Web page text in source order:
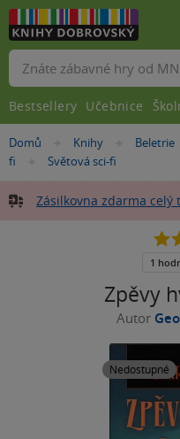
Nacházíte
se
Domů »Knihy »
Beletrie
fi
»
Světová sci-fi
Zásilkovna zdarma celý
Zpěvy
Autor
Nedostupné
3.0
5
1
Vyhledávání
Bestsellery Učebnice